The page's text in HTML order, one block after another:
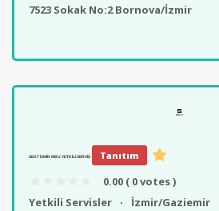
7523 Sokak No:2 Bornova/İzmir
SEAT İZMIR MBU YETKILI SERVIS Tanıtım
0.00 ( 0 votes )
Yetkili Servisler
İzmir/Gaziemir